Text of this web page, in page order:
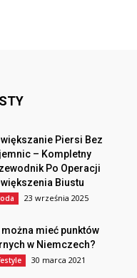
Piersi Bez
– Kompletny
Po Operacji
Biustu
23 września 2025
można mieć punktów
w Niemczech?
30 marca 2021